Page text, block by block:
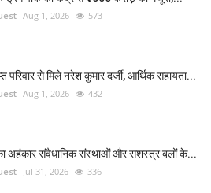
Aug 1, 2026 573
परिवार से मिले नरेश कुमार दर्जी, आर्थिक सहायता...
Aug 1, 2026 432
अहंकार संवैधानिक संस्थाओं और सशस्त्र बलों के...
Jul 31, 2026 336